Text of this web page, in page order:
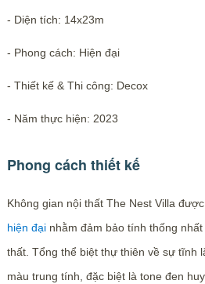
- Diện tích: 14x23m
- Phong cách: Hiện đại
- Thiết kế & Thi công: Decox
- Năm thực hiện: 2023
Phong cách thiết kế
Không gian nội thất The Nest Villa
hiện đạinhằm đảm bảo tính thống
thất. Tổng thể biệt thự thiên về sự tĩnh
màu trung tính, đặc biệt là tone đen